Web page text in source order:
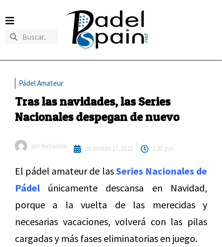
Pádel Amateur
Tras las navidades, las Series
Nacionales despegan de nuevo
por Redaccion diciembre 27, 2015 3:30 pm
El pádel amateur de lasSeries Nacionales de
Pádelúnicamente descansa en Navidad,
porque a la vuelta de las merecidas y
necesarias vacaciones, volverá con las pilas
cargadas y más fases eliminatorias en juego.